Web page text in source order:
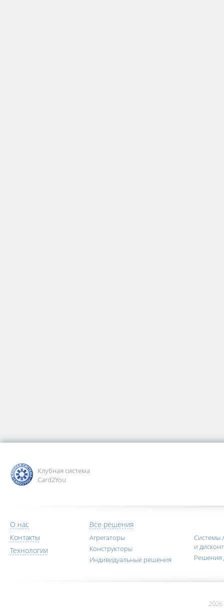
Клубная система
Card2You
О нас
Контакты
Технологии
Все решения
Агрегаторы
Конструкторы
Индивидуальные решения
Системы
и
Решения